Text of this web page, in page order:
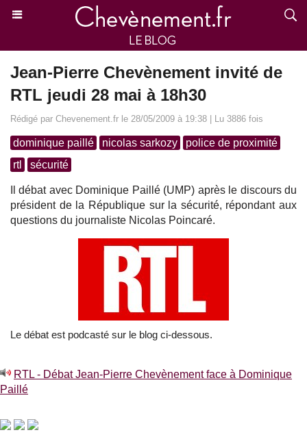
Jean-Pierre Chevènement invité de
RTL jeudi 28 mai à 18h30
Rédigé par Chevenement.fr le 28/05/2009 à 19:38 | Lu 3886 fois
dominique paillé nicolas sarkozy
police de proximité
rtl
sécurité
Il débat avec Dominique Paillé (UMP) après le discours du
président de la République sur la sécurité, répondant aux
questions du journaliste Nicolas Poincaré.
Le débat est podcasté sur le blog ci-dessous.
RTL - Débat Jean-Pierre Chevènement face à Dominique
Paillé